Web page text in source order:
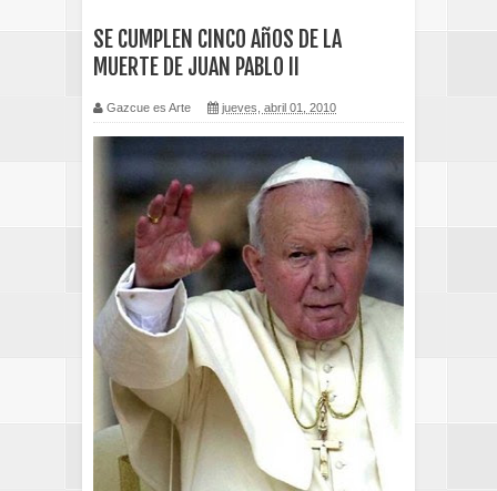
SE CUMPLEN CINCO AñOS DE LA
MUERTE DE JUAN PABLO II
Gazcue es Arte jueves, abril 01, 2010